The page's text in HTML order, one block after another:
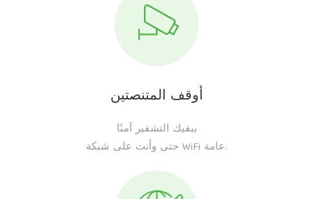
أوقف المتنصتين
يبقيك التشفير آمنًا
حتى وأنت على شبكة WiFi عامة.